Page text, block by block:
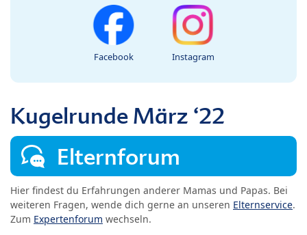
Facebook Instagram
Kugelrunde März ‘22
Elternforum
Hier findest du Erfahrungen anderer Mamas und Papas. Bei
weiteren Fragen, wende dich gerne an unseren Elternservice.
Zum Expertenforum wechseln.